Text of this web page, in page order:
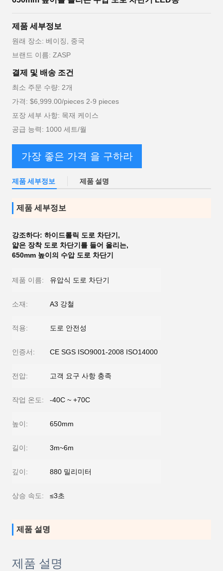
제품 세부정보
원래 장소: 베이징, 중국
브랜드 이름: ZASP
결제 및 배송 조건
최소 주문 수량: 2개
가격: $6,999.00/pieces 2-9 pieces
포장 세부 사항: 목재 케이스
공급 능력: 1000 세트/월
가장 좋은 가격 을 구하라
제품 세부정보 제품 설명
제품 세부정보
강조하다: 하이드롤릭 도로 차단기 ,
얇은 장착 도로 차단기를 들어 올리는,
650mm 높이의 수압 도로 차단기
제품 이름: 유압식 도로 차단기
소재: A3 강철
적용: 도로 안전성
인증서: CE SGS ISO9001-2008 ISO14000
전압: 고객 요구 사항 충족
작업 온도: -40C ~ +70C
높이: 650mm
길이: 3m~6m
깊이: 880 밀리미터
상승 속도: ≤3초
제품 설명
제품 설명